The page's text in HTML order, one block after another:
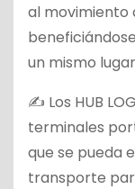
al movimiento
un mismo
✍ Los HUB
terminales
que se pueda
transporte